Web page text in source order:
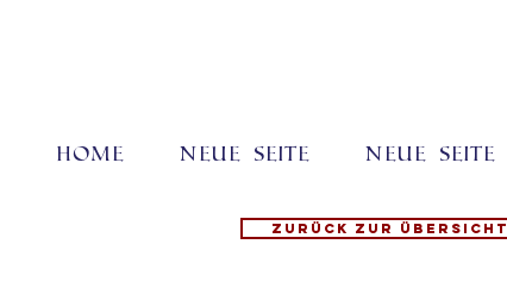
Home Neue Seite Neue Seite
Zurück zur Übersicht